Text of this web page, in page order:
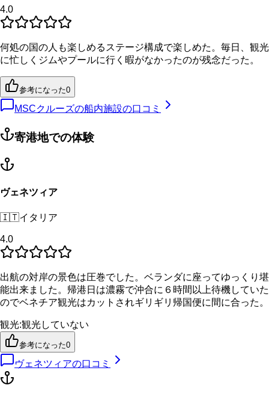
4.0
何処の国の人も楽しめるステージ構成で楽しめた。毎日、観光
に忙しくジムやプールに行く暇がなかったのが残念だった。
参考になった0
MSCクルーズの船内施設の口コミ
寄港地での体験
ヴェネツィア
🇮🇹イタリア
4.0
出航の対岸の景色は圧巻でした。ベランダに座ってゆっくり堪
能出来ました。帰港日は濃霧で沖合に６時間以上待機していた
のでベネチア観光はカットされギリギリ帰国便に間に合った。
観光:観光していない
参考になった0
ヴェネツィアの口コミ